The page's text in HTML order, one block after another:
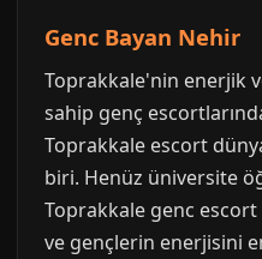
Genc Bayan Nehir
Toprakkale'nin enerjik
sahip genç
Toprakkale escort
biri. Henüz üniversite
Toprakkale genc
ve gençlerin enerjisini